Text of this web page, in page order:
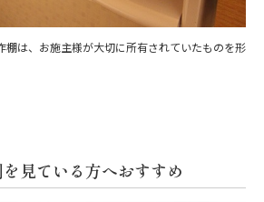
棚は、お施主様が大切に所有されていたものを形
を見ている方へおすすめ